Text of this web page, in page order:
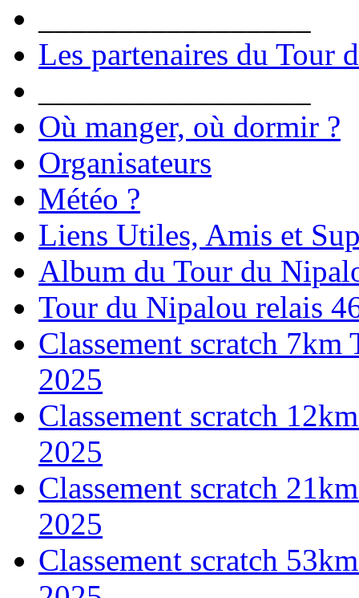
Les partenaires du Tour
Où manger, où dormir ?
Organisateurs
Météo ?
Liens Utiles, Amis et
Album du Tour du
Tour du Nipalou relais
Classement scratch
2025
Classement scratch
2025
Classement scratch
2025
Classement scratch